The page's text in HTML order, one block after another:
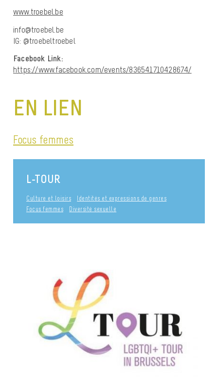
www.troebel.be
info@troebel.be
IG: @troebeltroebel
Facebook Link:
https://www.facebook.com/events/836541710428674/
EN LIEN
Focus femmes
L-TOUR
Culture et loisirs
Identités et expressions de genres
Focus femmes
Diversité sexuelle